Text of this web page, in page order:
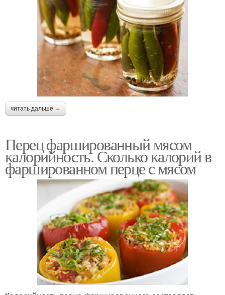
читать дальше →
Перец фаршированный мясом
калорийность. Сколько калорий в
фаршированном перце с мясом